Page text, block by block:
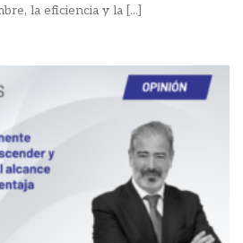
la eficiencia y la [...]